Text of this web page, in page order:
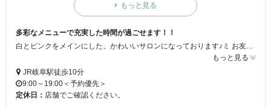
もっと見る
多彩なメニューで充実した時間が過ごせます！！
白とピンクをメインにした、かわいいサロンになっております♪ミ お友達同士でも同時に施術することもできますよ☆ 1度、アイラッシュを体験してみてはいかがでしょうか？？ お子様同伴も可能となっております！！
もっと見る
JR岐阜駅徒歩10分
9:00～19:00＜予約優先＞
定休日： 店舗でご確認ください。